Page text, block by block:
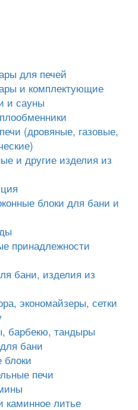
для печей
и комплектующие
и сауны
(дровяные, газовые,
и другие изделия из
блоки для бани и
принадлежности
бани, изделия из
экономайзеры, сетки
барбекю, тандыры
бани
блоки
печи
каминное литье